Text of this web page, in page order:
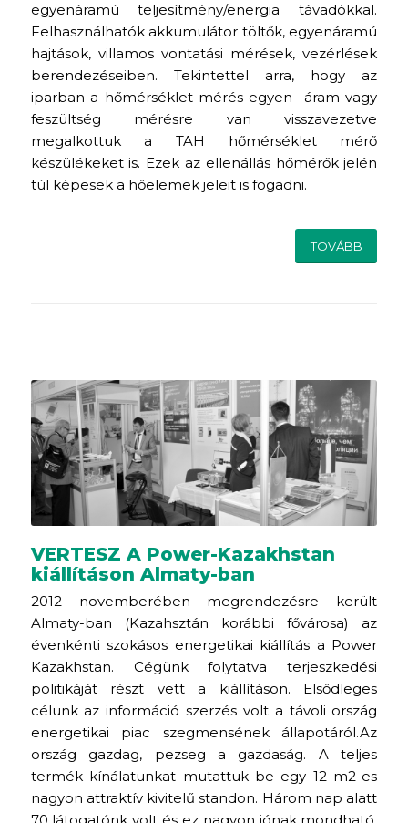
egyenáramú teljesítmény/energia távadókkal.
Felhasználhatók akkumulátor töltők, egyenáramú
hajtások, villamos vontatási mérések, vezérlések
berendezéseiben. Tekintettel arra, hogy az
iparban a hőmérséklet mérés egyen- áram vagy
feszültség mérésre van visszavezetve
megalkottuk a TAH hőmérséklet mérő
készülékeket is. Ezek az ellenállás hőmérők jelén
túl képesek a hőelemek jeleit is fogadni.
TOVÁBB
VERTESZ A Power-Kazakhstan
kiállításon Almaty-ban
2012 novemberében megrendezésre került
Almaty-ban (Kazahsztán korábbi fővárosa) az
évenkénti szokásos energetikai kiállítás a Power
Kazakhstan. Cégünk folytatva terjeszkedési
politikáját részt vett a kiállításon. Elsődleges
célunk az információ szerzés volt a távoli ország
energetikai piac szegmensének állapotáról.Az
ország gazdag, pezseg a gazdaság. A teljes
termék kínálatunkat mutattuk be egy 12 m2-es
nagyon attraktív kivitelű standon. Három nap alatt